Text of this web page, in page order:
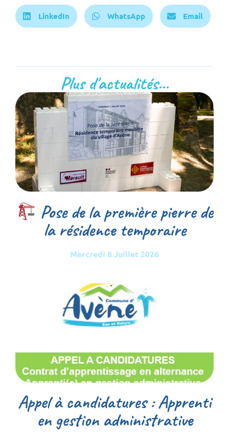
LinkedIn WhatsApp Email
Plus d'actualités...
Pose de la première pierre de
la résidence temporaire
Mercredi 8 Juillet 2026
Appel à candidatures : Apprenti
en gestion administrative